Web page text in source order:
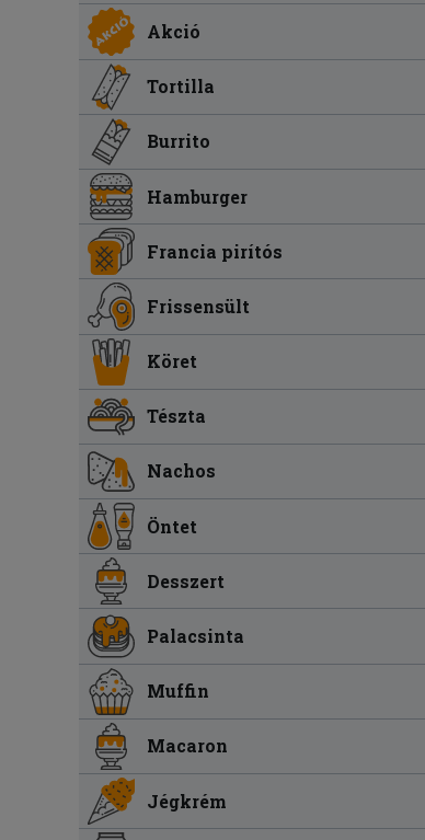
Akció
Tortilla
Burrito
Hamburger
Francia pirítós
Frissensült
Köret
Tészta
Nachos
Öntet
Desszert
Palacsinta
Muffin
Macaron
Jégkrém